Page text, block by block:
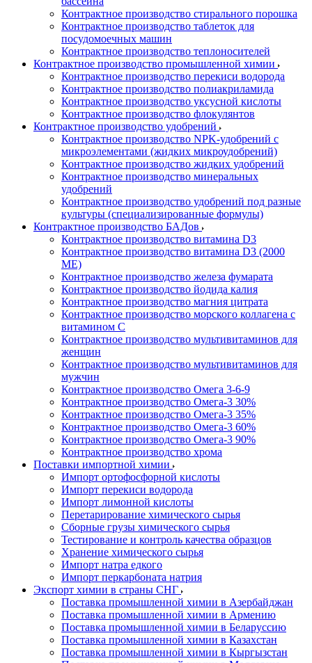
Контрактное производство стирального порошка
Контрактное производство таблеток для
посудомоечных машин
Контрактное производство теплоносителей
Контрактное производство промышленной химии
Контрактное производство перекиси водорода
Контрактное производство полиакриламида
Контрактное производство уксусной кислоты
Контрактное производство флокулянтов
Контрактное производство удобрений
Контрактное производство NPK-удобрений с
микроэлементами (жидких микроудобрений)
Контрактное производство жидких удобрений
Контрактное производство минеральных
удобрений
Контрактное производство удобрений под разные
культуры (специализированные формулы)
Контрактное производство БАДов
Контрактное производство витамина D3
Контрактное производство витамина D3 (2000
МЕ)
Контрактное производство железа фумарата
Контрактное производство йодида калия
Контрактное производство магния цитрата
Контрактное производство морского коллагена с
витамином С
Контрактное производство мультивитаминов для
женщин
Контрактное производство мультивитаминов для
мужчин
Контрактное производство Омега 3-6-9
Контрактное производство Омега-3 30%
Контрактное производство Омега-3 35%
Контрактное производство Омега-3 60%
Контрактное производство Омега-3 90%
Контрактное производство хрома
Поставки импортной химии
Импорт ортофосфорной кислоты
Импорт перекиси водорода
Импорт лимонной кислоты
Перетарирование химического сырья
Сборные грузы химического сырья
Тестирование и контроль качества образцов
Хранение химического сырья
Импорт натра едкого
Импорт перкарбоната натрия
Экспорт химии в страны СНГ
Поставка промышленной химии в Азербайджан
Поставка промышленной химии в Армению
Поставка промышленной химии в Беларуссию
Поставка промышленной химии в Казахстан
Поставка промышленной химии в Кыргызстан